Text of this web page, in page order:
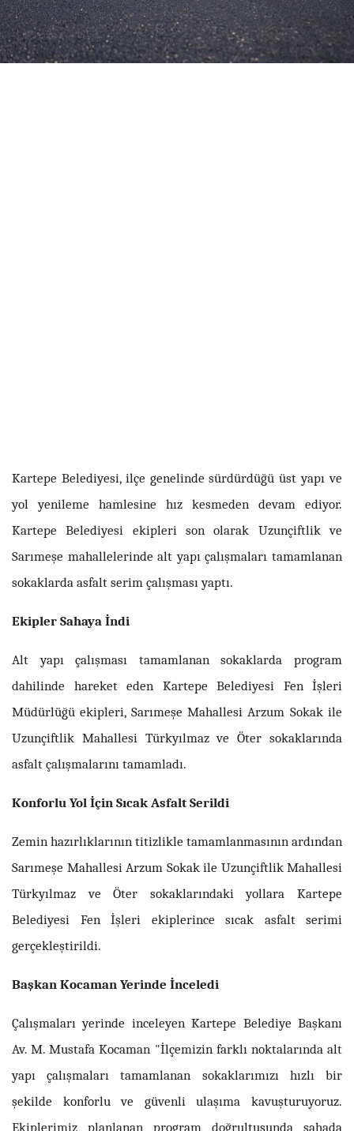
Kartepe Belediyesi, ilçe genelinde sürdürdüğü üst yapı ve
yol yenileme hamlesine hız kesmeden devam ediyor.
Kartepe Belediyesi ekipleri son olarak Uzunçiftlik ve
Sarımeşe mahallelerinde alt yapı çalışmaları tamamlanan
sokaklarda asfalt serim çalışması yaptı.
Ekipler Sahaya İndi
Alt yapı çalışması tamamlanan sokaklarda program
dahilinde hareket eden Kartepe Belediyesi Fen İşleri
Müdürlüğü ekipleri, Sarımeşe Mahallesi Arzum Sokak ile
Uzunçiftlik Mahallesi Türkyılmaz ve Öter sokaklarında
asfalt çalışmalarını tamamladı.
Konforlu Yol İçin Sıcak Asfalt Serildi
Zemin hazırlıklarının titizlikle tamamlanmasının ardından
Sarımeşe Mahallesi Arzum Sokak ile Uzunçiftlik Mahallesi
Türkyılmaz ve Öter sokaklarındaki yollara Kartepe
Belediyesi Fen İşleri ekiplerince sıcak asfalt serimi
gerçekleştirildi.
Başkan Kocaman Yerinde İnceledi
Çalışmaları yerinde inceleyen Kartepe Belediye Başkanı
Av. M. Mustafa Kocaman "İlçemizin farklı noktalarında alt
yapı çalışmaları tamamlanan sokaklarımızı hızlı bir
şekilde konforlu ve güvenli ulaşıma kavuşturuyoruz.
Ekiplerimiz planlanan program doğrultusunda sahada